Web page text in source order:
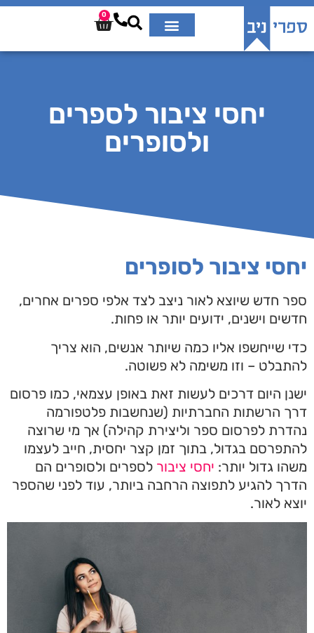
0
יחסי ציבור לספרים
ולסופרים
יחסי ציבור לסופרים
ספר חדש שיוצא לאור ניצב לצד אלפי ספרים אחרים,
חדשים וישנים, ידועים יותר או פחות.
כדי שייחשפו אליו כמה שיותר אנשים, הוא צריך
להתבלט – וזו משימה לא פשוטה.
ישנן היום דרכים לעשות זאת באופן עצמאי, כמו פרסום
דרך הרשתות החברתיות (שנחשבות פלטפורמה
נהדרת לפרסום ספר וליצירת קהילה) אך מי שרוצה
להתפרסם בגדול, בתוך זמן קצר יחסית, חייב לעצמו
משהו גדול יותר: יחסי ציבור לספרים ולסופרים הם
הדרך להגיע לתפוצה הרחבה ביותר, עוד לפני שהספר
יוצא לאור.